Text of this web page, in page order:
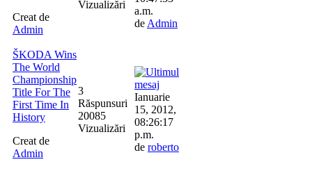
Creat de
Admin
Vizualizări
a.m.
de Admin
ŠKODA Wins
The World
Championship
Title For The
First Time In
History
Creat de
Admin
3
Răspunsuri
20085
Vizualizări
Ianuarie
15, 2012,
08:26:17
p.m.
de roberto